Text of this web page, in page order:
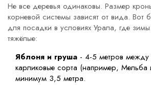
Не все деревья одинаковы. Размер
корневой системы зависят от вида. Вот
для посадки в условиях Урала, где
тяжёлые:
Яблоня и груша - 4-5 метров
карликовые сорта (например,
минимум 3,5 метра.